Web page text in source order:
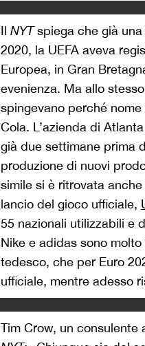
Il NYTspiega che già
2020, la UEFA aveva
Europea, in Gran
evenienza. Ma allo
spingevano perché
Cola. L’azienda di
già due settimane prima
produzione di nuovi
simile si è ritrovata
lancio del gioco ufficiale,
55 nazionali utilizzabili e
Nike e adidas sono
tedesco, che per Euro
ufficiale, mentre adesso
Tim Crow, un consulente